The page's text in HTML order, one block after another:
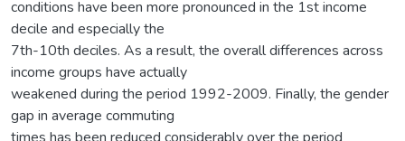
conditions have been more pronounced in the 1st income
decile and especially the
7th-10th deciles. As a result, the overall differences across
income groups have actually
weakened during the period 1992-2009. Finally, the gender
gap in average commuting